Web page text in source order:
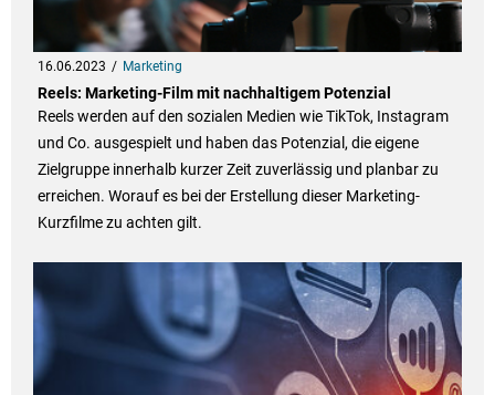
16.06.2023 Marketing
Reels: Marketing-Film mit nachhaltigem Potenzial
Reels werden auf den sozialen Medien wie TikTok, Instagram
und Co. ausgespielt und haben das Potenzial, die eigene
Zielgruppe innerhalb kurzer Zeit zuverlässig und planbar zu
erreichen. Worauf es bei der Erstellung dieser Marketing-
Kurzfilme zu achten gilt.